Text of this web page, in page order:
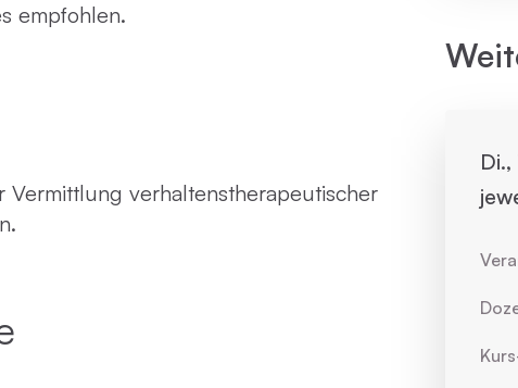
empfohlen.
Vermittlung verhaltenstherapeutischer